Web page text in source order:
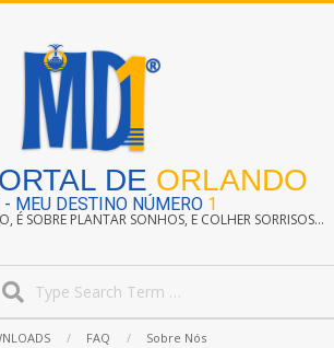
DE ORLANDO
MEU DESTINO NÚMERO 1
É SOBRE PLANTAR SONHOS, E COLHER SORRISOS...
FAQ Sobre Nós